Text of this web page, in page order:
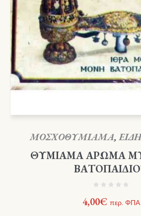
ΜΟΣΧΟΘΥΜΙΑΜΑ,
ΘΥΜΙΑΜΑ ΑΡΩΜΑ
4,00€ περ. ΦΠΑ